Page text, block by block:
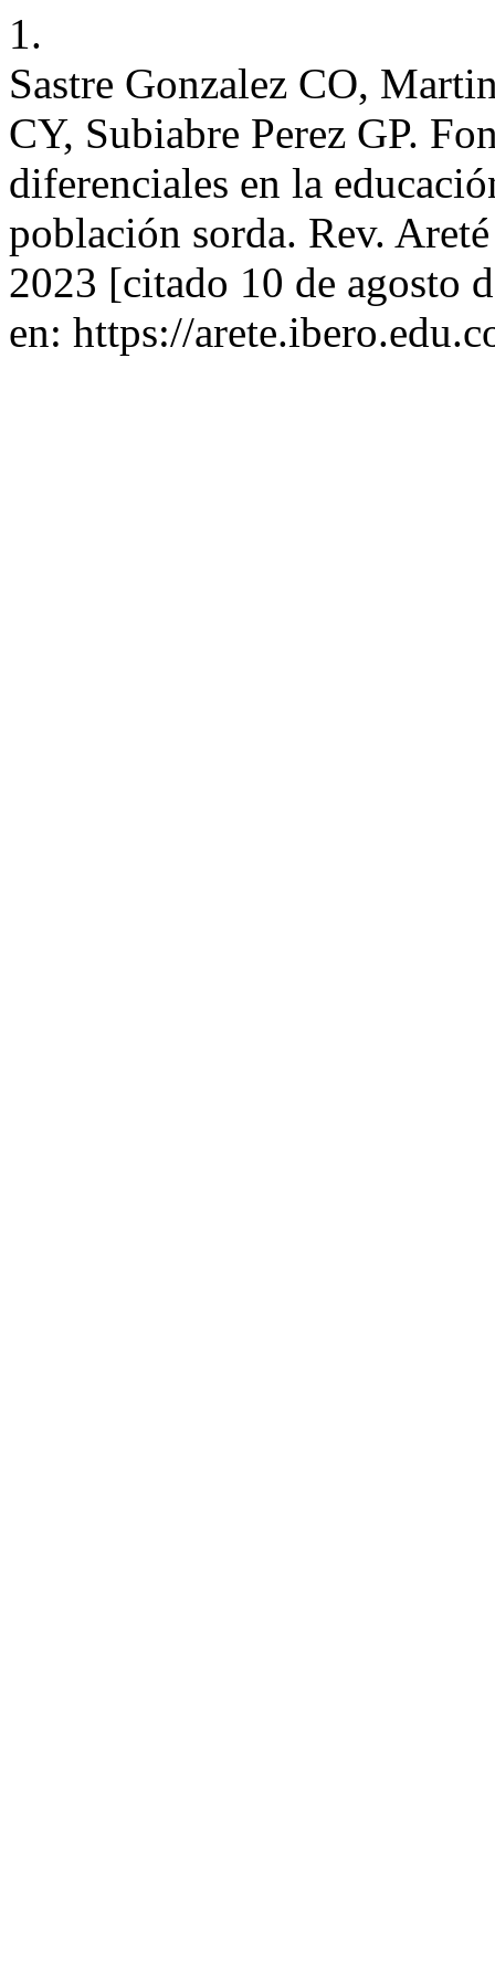
1.
Sastre Gonzalez CO,
CY, Subiabre Perez GP.
diferenciales en la
población sorda. Rev.
2023 [citado 10 de agosto
en: https://